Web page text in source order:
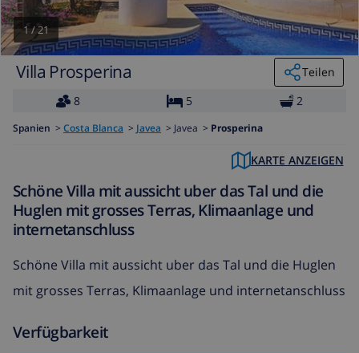
1/21
Villa Prosperina
Teilen
8
5 2
Spanien > Costa Blanca > Javea > Javea > Prosperina
KARTE ANZEIGEN
Schöne Villa mit aussicht uber das Tal und die
Huglen mit grosses Terras, Klimaanlage und
internetanschluss
Schöne Villa mit aussicht uber das Tal und die Huglen
mit grosses Terras, Klimaanlage und internetanschluss
Verfügbarkeit